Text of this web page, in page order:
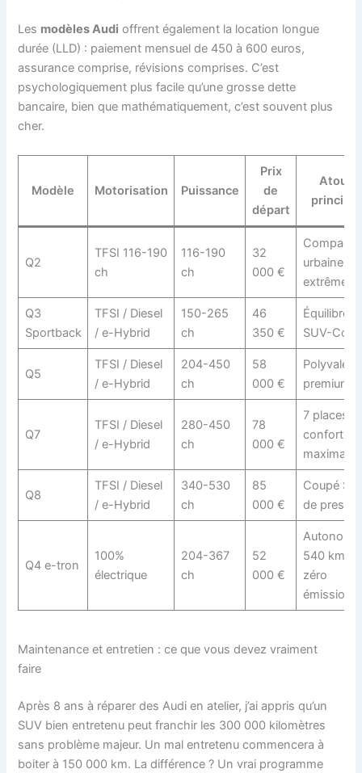
Les modèles Audi offrent également la location longue
durée (LLD) : paiement mensuel de 450 à 600 euros,
assurance comprise, révisions comprises. C’est
psychologiquement plus facile qu’une grosse dette
bancaire, bien que mathématiquement, c’est souvent plus
cher.
Modèle Motorisation Puissance
Prix
de
départ
Atout
principal
Q2
TFSI 116-190
ch
116-190
ch
32
000 €
Compacité
urbaine
extrême
Q3
Sportback
TFSI / Diesel
/ e-Hybrid
150-265
ch
46
350 €
Équilibre
SUV-
Q5
TFSI / Diesel
/ e-Hybrid
204-450
ch
58
000 €
premium
Q7
TFSI / Diesel
/ e-Hybrid
280-450
ch
78
000 €
7 places,
confort
maximal
Q8
TFSI / Diesel
/ e-Hybrid
340-530
ch
85
000 €
Coupé
de
Q4 e-tron
100%
électrique
204-367
ch
52
000 €
Autonomie
540 km,
zéro
émission
Maintenance et entretien : ce que vous devez vraiment
faire
Après 8 ans à réparer des Audi en atelier, j’ai appris qu’un
SUV bien entretenu peut franchir les 300 000 kilomètres
sans problème majeur. Un mal entretenu commencera à
boiter à 150 000 km. La différence ? Un vrai programme